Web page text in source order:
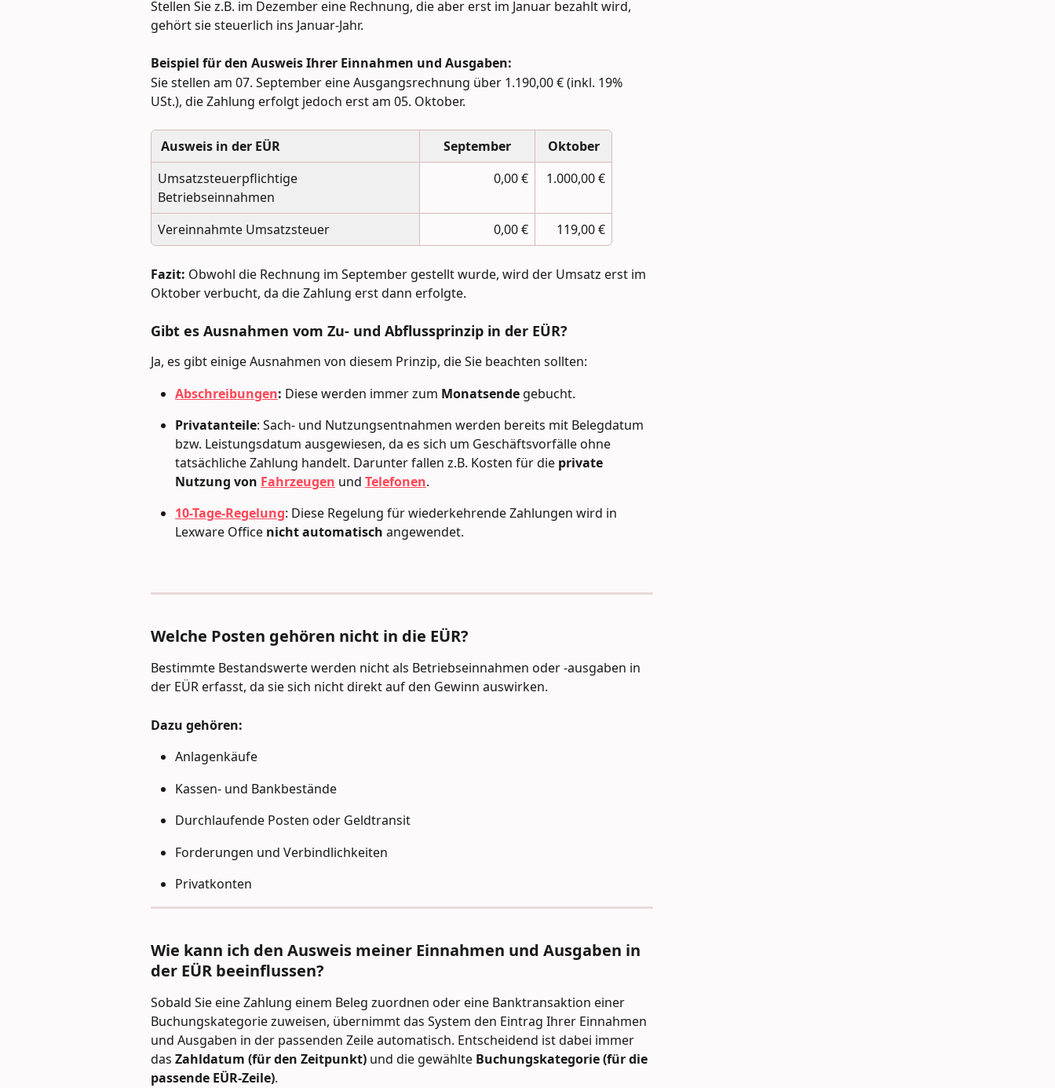
Stellen Sie z.B. im Dezember eine Rechnung, die aber erst im Januar bezahlt wird,
gehört sie steuerlich ins Januar-Jahr.
Beispiel für den Ausweis Ihrer Einnahmen und Ausgaben:
Sie stellen am 07. September eine Ausgangsrechnung über 1.190,00 € (inkl. 19%
USt.), die Zahlung erfolgt jedoch erst am 05. Oktober.
Ausweis in der EÜR September
Oktober
Umsatzsteuerpflichtige
Betriebseinnahmen
0,00 € 1.000,00 €
Vereinnahmte Umsatzsteuer 0,00 € 119,00 €
Fazit: Obwohl die Rechnung im September gestellt wurde, wird der Umsatz erst im
Oktober verbucht, da die Zahlung erst dann erfolgte.
Gibt es Ausnahmen vom Zu- und Abflussprinzip in der EÜR?
Ja, es gibt einige Ausnahmen von diesem Prinzip, die Sie beachten sollten:
Abschreibungen: Diese werden immer zum Monatsende gebucht.
Privatanteile: Sach- und Nutzungsentnahmen werden bereits mit Belegdatum
bzw. Leistungsdatum ausgewiesen, da es sich um Geschäftsvorfälle ohne
tatsächliche Zahlung handelt. Darunter fallen z.B. Kosten für die private
Nutzung von Fahrzeugen und Telefonen.
10-Tage-Regelung: Diese Regelung für wiederkehrende Zahlungen wird in
Lexware Office nicht automatisch angewendet.
Welche Posten gehören nicht in die EÜR?
Bestimmte Bestandswerte werden nicht als Betriebseinnahmen oder -ausgaben in
der EÜR erfasst, da sie sich nicht direkt auf den Gewinn auswirken.
Dazu gehören:
Anlagenkäufe
Kassen- und Bankbestände
Durchlaufende Posten oder Geldtransit
Forderungen und Verbindlichkeiten
Privatkonten
Wie kann ich den Ausweis meiner Einnahmen und Ausgaben in
der EÜR beeinflussen?
Sobald Sie eine Zahlung einem Beleg zuordnen oder eine Banktransaktion einer
Buchungskategorie zuweisen, übernimmt das System den Eintrag Ihrer Einnahmen
und Ausgaben in der passenden Zeile automatisch. Entscheidend ist dabei immer
das Zahldatum (für den Zeitpunkt) und die gewählte Buchungskategorie (für die
passende EÜR-Zeile).